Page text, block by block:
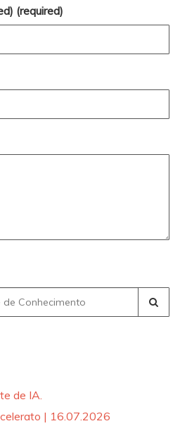
(required)
de IA.
| 16.07.2026